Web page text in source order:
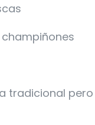
tradicional